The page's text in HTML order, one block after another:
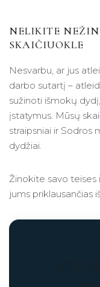
NELIKITE
SKAIČIUOKLE
Nesvarbu, ar jus
darbo sutartį –
sužinoti išmokų
įstatymus. Mūsų
straipsniai ir Sodros
dydžiai.
Žinokite savo teises
jums priklausančias